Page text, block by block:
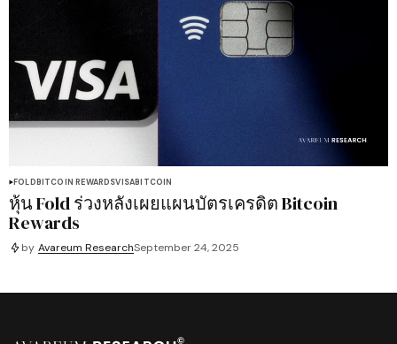
FOLD BITCOIN REWARDSVISABITCOIN
หุ้น Fold ร่วงหลังเผยแผนบัตรเครดิต Bitcoin
Rewards
by Avareum ResearchSeptember 24, 2025